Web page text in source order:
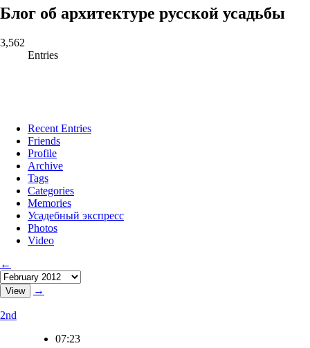
Блог об архитектуре русской усадьбы
3,562
Entries
Recent Entries
Friends
Profile
Archive
Tags
Categories
Memories
Усадебный экспресс
Photos
Video
←
→
2nd
07:23